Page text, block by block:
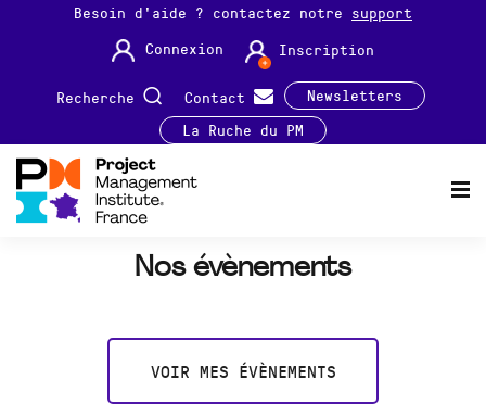
Besoin d'aide ? contactez notre support
Connexion
Inscription
Recherche Contact
Newsletters
La Ruche du PM
Nos évènements
VOIR MES ÉVÈNEMENTS